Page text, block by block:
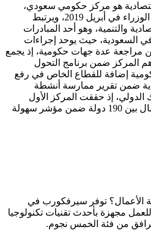
هو مركز حكومي سعودي،
صدر قرار تنظيمه من مجلس الوزراء في أبريل 2019، ويرتبط
والتنمية، وهو أحد المبادرات
في السعودية، حيث يوحد إجراءات
مراجعة عدة جهات حكومية، إذ يجمع
المركز ضمن برنامج التحول
50 جهة حكومية إضافة للقطاع الخاص في رفع
ضمن تقرير ممارسة أنشطة
عن البنك الدولي، إذ حققت المركز الأول
عالميا في إصلاحات بيئة الأعمال بين 190 دولة ضمن مؤشر سهولة
توفر سيرفكورب في
مجهزة بأحدث تقنيات تكنولوجيا
من فئة الخمس نجوم.